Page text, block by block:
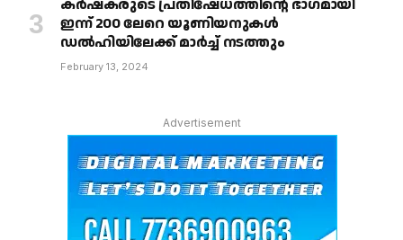
കർഷകരുടെ പ്രതിഷേധത്തിൻ്റെ ഭാഗമായി
ഇന്ന് 200 ലേറെ യൂണിയനുകൾ
ഡൽഹിയിലേക്ക് മാർച്ച് നടത്തും
February 13, 2024
Advertisement